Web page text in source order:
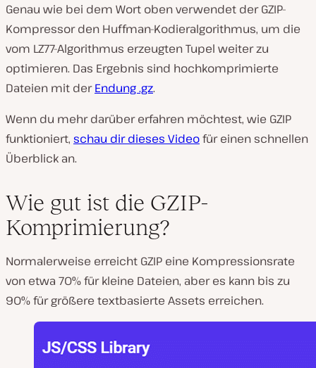
Genau wie bei dem Wort oben verwendet der GZIP-
Kompressor den Huffman-Kodieralgorithmus, um die
vom LZ77-Algorithmus erzeugten Tupel weiter zu
optimieren. Das Ergebnis sind hochkomprimierte
Dateien mit derEndung .gz.
Wenn du mehr darüber erfahren möchtest, wie GZIP
funktioniert, schau dir dieses Videofür einen schnellen
Überblick an.
Wie gut ist die GZIP-
Komprimierung?
Normalerweise erreicht GZIP eine Kompressionsrate
von etwa 70% für kleine Dateien, aber es kann bis zu
90% für größere textbasierte Assets erreichen.